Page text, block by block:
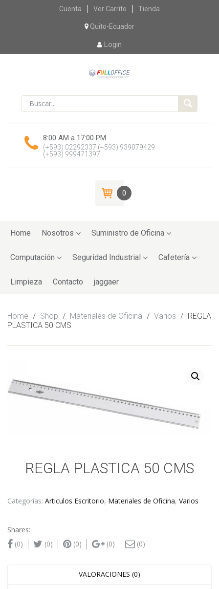
Skip
content
Cuenta Ver Carrito Tienda
Quito-Ecuador
Login
8:00 AM a 17:00 PM
(+593) 02292337 (+593) 939079429
(+593) 999471397
0
toHome Nosotros Suministro de Oficina
Computación Seguridad Industrial Cafetería
Limpieza Contacto jaggaer
Home / Shop / Materiales de Oficina / Varios / REGLA
PLASTICA 50 CMS
REGLA PLASTICA 50 CMS
Categorías: Articulos Escritorio, Materiales de Oficina, Varios
Shares:
(0)
(0) (0) (0) (0)
VALORACIONES (0)